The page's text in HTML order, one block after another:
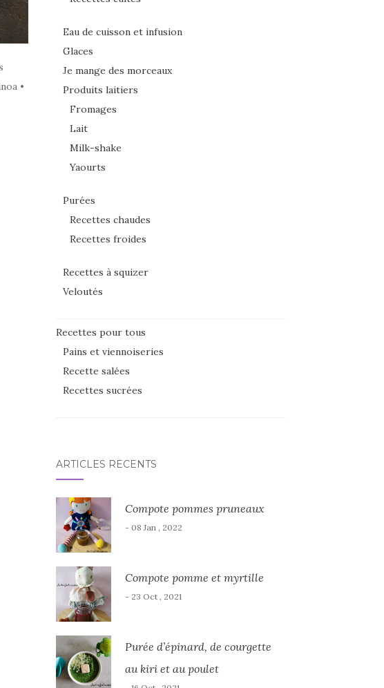
•
Eau de cuisson et infusion
Glaces
Je mange des morceaux
Produits laitiers
Fromages
Lait
Milk-shake
Yaourts
Purées
Recettes chaudes
Recettes froides
Recettes à squizer
Veloutés
Recettes pour tous
Pains et viennoiseries
Recette salées
Recettes sucrées
ARTICLES RÉCENTS
Compote pommes pruneaux
- 08 Jan , 2022
Compote pomme et myrtille
- 23 Oct , 2021
Purée d’épinard, de courgette
au kiri et au poulet